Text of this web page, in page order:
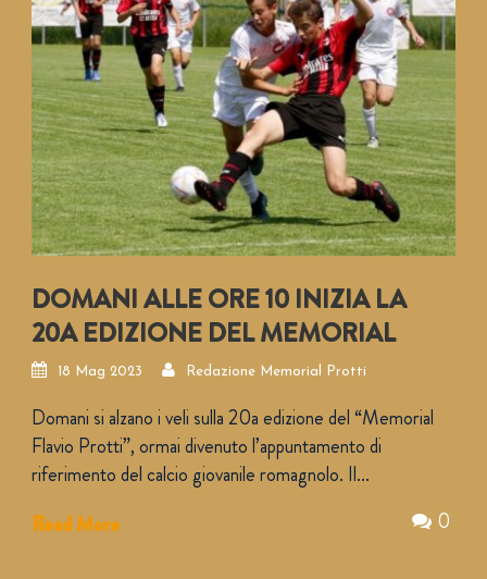
DOMANI ALLE ORE 10 INIZIA LA
20A EDIZIONE DEL MEMORIAL
18 Mag 2023 Redazione Memorial Protti
Domani si alzano i veli sulla 20a edizione del “Memorial
Flavio Protti”, ormai divenuto l’appuntamento di
riferimento del calcio giovanile romagnolo. Il...
Read More
0